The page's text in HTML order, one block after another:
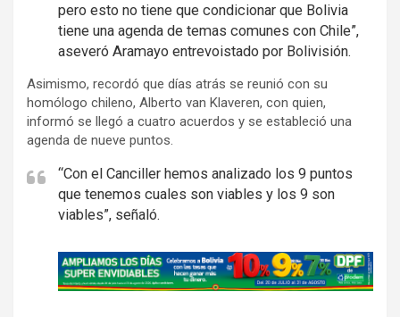
pero esto no tiene que condicionar que Bolivia
tiene una agenda de temas comunes con Chile”,
aseveró Aramayo entrevoistado por Bolivisión.
Asimismo, recordó que días atrás se reunió con su
homólogo chileno, Alberto van Klaveren, con quien,
informó se llegó a cuatro acuerdos y se estableció una
agenda de nueve puntos.
“Con el Canciller hemos analizado los 9 puntos
que tenemos cuales son viables y los 9 son
viables”, señaló.
A
d